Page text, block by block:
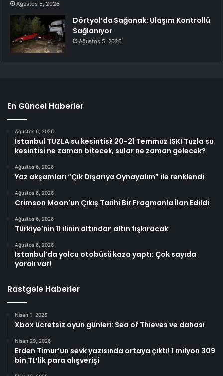
Ağustos 5, 2026
Dörtyol’da Sağanak: Ulaşım Kontrollü
Sağlanıyor
Ağustos 5, 2026
En Güncel Haberler
Ağustos 6, 2026
İstanbul TUZLA su kesintisi! 20-21 Temmuz İSKİ Tuzla su
kesintisi ne zaman bitecek, sular ne zaman gelecek?
Ağustos 6, 2026
Yaz akşamları “Çık Dışarıya Oynayalım” ile renklendi
Ağustos 6, 2026
Crimson Moon’un Çıkış Tarihi Bir Fragmanla İlan Edildi
Ağustos 6, 2026
Türkiye’nin 11 ilinin altından altın fışkıracak
Ağustos 6, 2026
İstanbul’da yolcu otobüsü kaza yaptı: Çok sayıda
yaralı var!
Rastgele Haberler
Nisan 1, 2026
Xbox ücretsiz oyun günleri: Sea of Thieves ve dahası
Nisan 29, 2026
Erden Timur’un sevk yazısında ortaya çıktı! 1 milyon 309
bin TL’lik para alışverişi